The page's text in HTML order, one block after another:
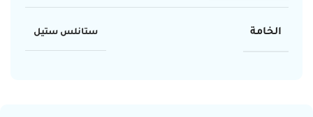
الخامة ستانلس ستيل